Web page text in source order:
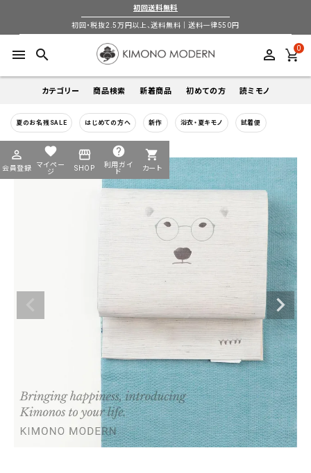
初回送料無料
初回・税抜2.5万円以上、送料無料｜送料一律550円
menu search perm_identity 0
カテゴリー
着物
帯
商品検索
キーワードから探す
search
夏季以外通年 春 夏
羽織 小物
ソシアル フォーマル
アーカイブ商品 セール商品
新着商品 初めての方 読ミモノ
夏のお名残SALE はじめての方へ 新作 浴衣・夏キモノ 試着便
perm_identity
会員登録
favorite
マイペー
ジ
storefront
SHOP
help
利用ガイ
ド
shopping_cart
カート search
会員登録
着物